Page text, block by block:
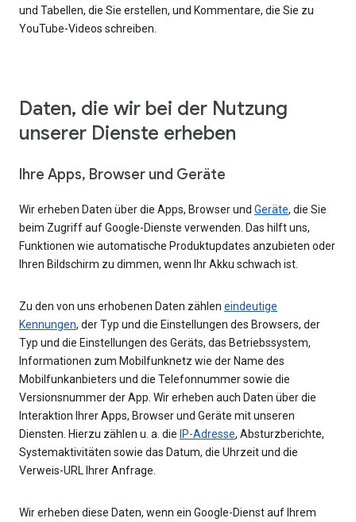
und Tabellen, die Sie erstellen, und Kommentare, die Sie zu
YouTube-Videos schreiben.
Daten, die wir bei der Nutzung
unserer Dienste erheben
Ihre Apps, Browser und Geräte
Wir erheben Daten über die Apps, Browser und Geräte, die Sie
beim Zugriff auf Google-Dienste verwenden. Das hilft uns,
Funktionen wie automatische Produktupdates anzubieten oder
Ihren Bildschirm zu dimmen, wenn Ihr Akku schwach ist.
Zu den von uns erhobenen Daten zählen eindeutige
Kennungen, der Typ und die Einstellungen des Browsers, der
Typ und die Einstellungen des Geräts, das Betriebssystem,
Informationen zum Mobilfunknetz wie der Name des
Mobilfunkanbieters und die Telefonnummer sowie die
Versionsnummer der App. Wir erheben auch Daten über die
Interaktion Ihrer Apps, Browser und Geräte mit unseren
Diensten. Hierzu zählen u. a. die IP-Adresse, Absturzberichte,
Systemaktivitäten sowie das Datum, die Uhrzeit und die
Verweis-URL Ihrer Anfrage.
Wir erheben diese Daten, wenn ein Google-Dienst auf Ihrem